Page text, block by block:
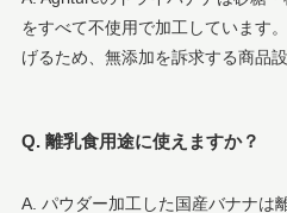
をすべて不使用で加工しています
げるため、無添加を訴求する商品
Q. 離乳食用途に使えますか？
A. パウダー加工した国産バナナは